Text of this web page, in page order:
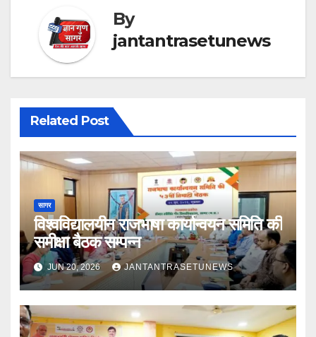
By
jantantrasetunews
Related Post
सागर
विश्वविद्यालयीन राजभाषा कार्यान्वयन समिति की
समीक्षा बैठक सम्पन्न
JUN 20, 2026 JANTANTRASETUNEWS